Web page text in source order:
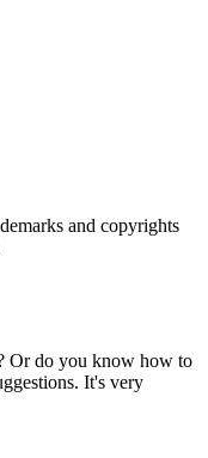
and copyrights
Or do you know how to
It's very